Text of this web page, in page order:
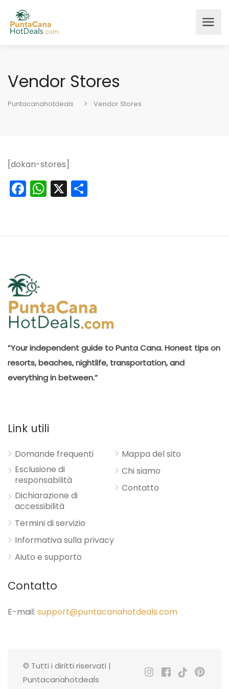
Vendor Stores
Puntacanahotdeals Vendor Stores
[dokan-stores]
Facebook
WhatsApp
X
“Your independent guide to Punta Cana. Honest tips on
resorts, beaches, nightlife, transportation, and
everything in between.”
Link utili
Domande frequenti
Esclusione di
responsabilità
Dichiarazione di
accessibilità
Termini di servizio
Informativa sulla privacy
Aiuto e supporto
Mappa del sito
Chi siamo
Contatto
Contatto
E-mail: support@puntacanahotdeals.com
© Tutti i diritti riservati |
Puntacanahotdeals